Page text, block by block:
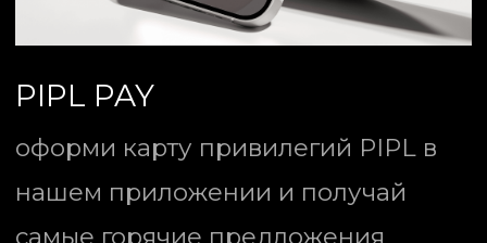
В нашем пространстве каждый
ПОПАСТЬ В СПИСКИ